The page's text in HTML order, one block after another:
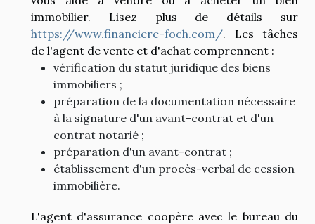
immobilier. Lisez plus de détails sur
https://www.financiere-foch.com/. Les tâches
de l'agent de vente et d'achat comprennent :
vérification du statut juridique des biens
immobiliers ;
préparation de la documentation nécessaire
à la signature d'un avant-contrat et d'un
contrat notarié ;
préparation d'un avant-contrat ;
établissement d'un procès-verbal de cession
immobilière.
L'agent d'assurance coopère avec le bureau du